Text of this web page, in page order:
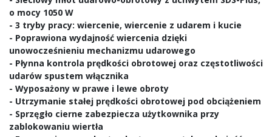
o mocy 1050 W
- 3 tryby pracy: wiercenie, wiercenie z udarem i kucie
- Poprawiona wydajność wiercenia dzięki
unowocześnieniu mechanizmu udarowego
- Płynna kontrola prędkości obrotowej oraz częstotliwości
udarów spustem włącznika
- Wyposażony w prawe i lewe obroty
- Utrzymanie stałej prędkości obrotowej pod obciążeniem
- Sprzęgło cierne zabezpiecza użytkownika przy
zablokowaniu wiertła